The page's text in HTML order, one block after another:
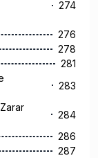
274
276
278
281
283
284
286
287